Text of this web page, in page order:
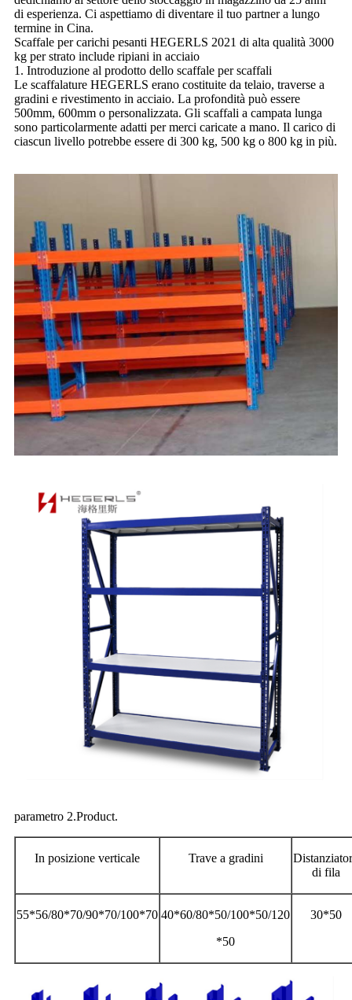
di esperienza. Ci aspettiamo di diventare il tuo partner a lungo
termine in Cina.
Scaffale per carichi pesanti HEGERLS 2021 di alta qualità 3000
kg per strato include ripiani in acciaio
1. Introduzione al prodotto dello scaffale per scaffali
Le scaffalature HEGERLS erano costituite da telaio, traverse a
gradini e rivestimento in acciaio. La profondità può essere
500mm, 600mm o personalizzata. Gli scaffali a campata lunga
sono particolarmente adatti per merci caricate a mano. Il carico di
ciascun livello potrebbe essere di 300 kg, 500 kg o 800 kg in più.
parametro 2.Product.
In posizione verticale Trave a gradini
di fila
55*56/80*70/90*70/100*70 40*60/80*50/100*50/120
*50
30*50